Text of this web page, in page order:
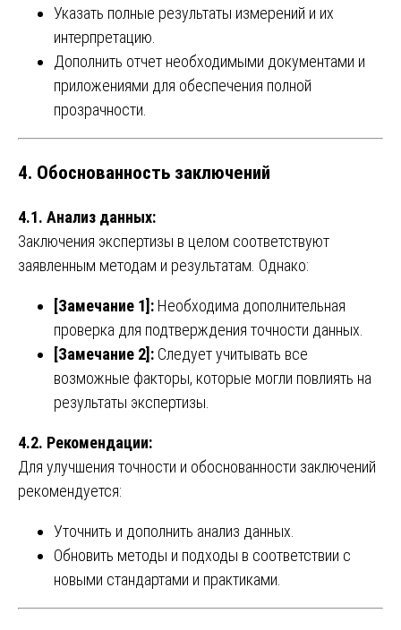
Указать полные результаты измерений и их
интерпретацию.
Дополнить отчет необходимыми документами и
приложениями для обеспечения полной
прозрачности.
4. Обоснованность заключений
4.1. Анализ данных:
Заключения экспертизы в целом соответствуют
заявленным методам и результатам. Однако:
[Замечание 1]: Необходима дополнительная
проверка для подтверждения точности данных.
[Замечание 2]: Следует учитывать все
возможные факторы, которые могли повлиять на
результаты экспертизы.
4.2. Рекомендации:
Для улучшения точности и обоснованности заключений
рекомендуется:
Уточнить и дополнить анализ данных.
Обновить методы и подходы в соответствии с
новыми стандартами и практиками.